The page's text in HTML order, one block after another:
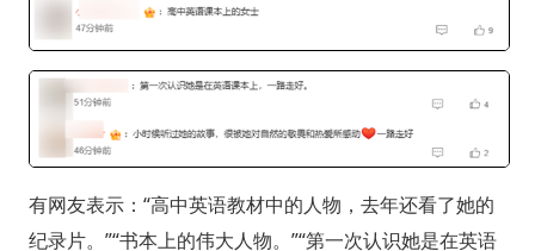
有网友表示：“高中英语教材中的人物，去年还看了她的
纪录片。”“书本上的伟大人物。”“第一次认识她是在英语